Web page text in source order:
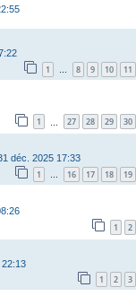
1 … 8 9 10 11
1 27 28 29 30
déc. 2025 17:33
1 … 16 17 18 19
1 2
22:13
1 2 3